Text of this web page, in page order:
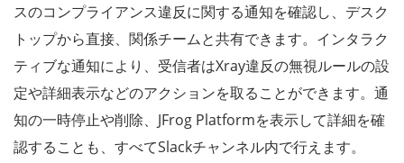
スのコンプライアンス違反に関する通知を確認し、デスク
トップから直接、関係チームと共有できます。インタラク
ティブな通知により、受信者はXray違反の無視ルールの設
定や詳細表示などのアクションを取ることができます。通
知の一時停止や削除、JFrog Platformを表示して詳細を確
認することも、すべてSlackチャンネル内で行えます。